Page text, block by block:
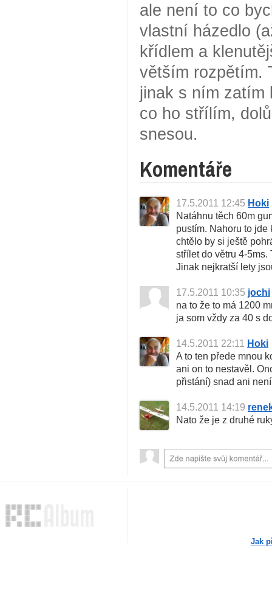
ale není to co
vlastní házedlo
křídlem a
větším rozpětím.
jinak s ním zatím
co ho střílím,
snesou.
Komentáře
17.5.2011 12:45 Hoki
Natáhnu těch 60m
pustím. Nahoru to jde
chtělo by si ještě
střílet do větru 4-5ms.
Jinak nejkratší lety
17.5.2011 10:35 jochi
na to že to má 1200
ja som vždy za 40 s
14.5.2011 22:11 Hoki
A to ten přede mnou
ani on to nestavěl.
přistání) snad ani
14.5.2011 14:19
Nato že je z druhé
Jak